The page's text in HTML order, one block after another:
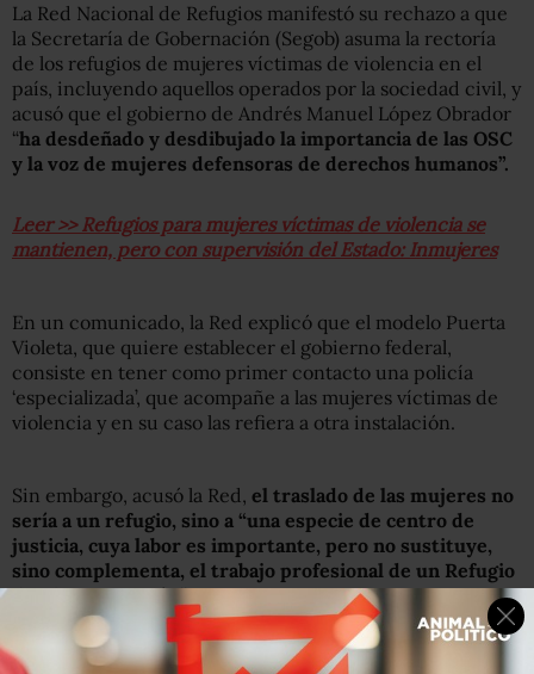
La Red Nacional de Refugios manifestó su rechazo a que
la Secretaría de Gobernación (Segob) asuma la rectoría
de los refugios de mujeres víctimas de violencia en el
país, incluyendo aquellos operados por la sociedad civil, y
acusó que el gobierno de Andrés Manuel López Obrador
“ha desdeñado y desdibujado la importancia de las OSC
y la voz de mujeres defensoras de derechos humanos”.
Leer >> Refugios para mujeres víctimas de violencia se
mantienen, pero con supervisión del Estado: Inmujeres
En un comunicado, la Red explicó que el modelo Puerta
Violeta, que quiere establecer el gobierno federal,
consiste en tener como primer contacto una policía
‘especializada’, que acompañe a las mujeres víctimas de
violencia y en su caso las refiera a otra instalación.
Sin embargo, acusó la Red, el traslado de las mujeres no
sería a un refugio, sino a “una especie de centro de
justicia, cuya labor es importante, pero no sustituye,
sino complementa, el trabajo profesional de un Refugio
de Alta Protección”.
Además, continuó la Red, “la adopción de este sistema es